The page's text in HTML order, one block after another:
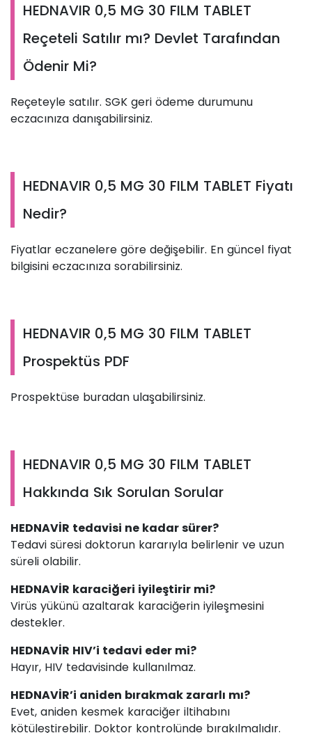
HEDNAVIR 0,5 MG 30 FILM TABLET
Reçeteli Satılır mı? Devlet Tarafından
Ödenir Mi?
Reçeteyle satılır. SGK geri ödeme durumunu
eczacınıza danışabilirsiniz.
HEDNAVIR 0,5 MG 30 FILM TABLET Fiyatı
Nedir?
Fiyatlar eczanelere göre değişebilir. En güncel fiyat
bilgisini eczacınıza sorabilirsiniz.
HEDNAVIR 0,5 MG 30 FILM TABLET
Prospektüs PDF
Prospektüse buradan ulaşabilirsiniz.
HEDNAVIR 0,5 MG 30 FILM TABLET
Hakkında Sık Sorulan Sorular
HEDNAVİR tedavisi ne kadar sürer?
Tedavi süresi doktorun kararıyla belirlenir ve uzun
süreli olabilir.
HEDNAVİR karaciğeri iyileştirir mi?
Virüs yükünü azaltarak karaciğerin iyileşmesini
destekler.
HEDNAVİR HIV’i tedavi eder mi?
Hayır, HIV tedavisinde kullanılmaz.
HEDNAVİR’i aniden bırakmak zararlı mı?
Evet, aniden kesmek karaciğer iltihabını
kötüleştirebilir. Doktor kontrolünde bırakılmalıdır.